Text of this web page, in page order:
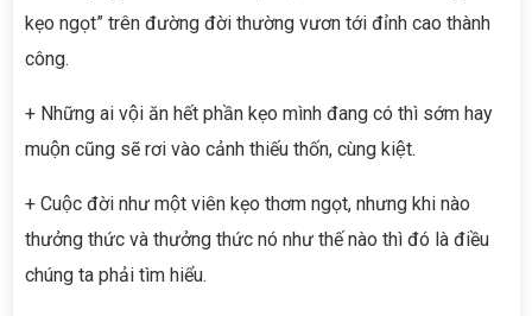
kẹo ngọt” trên đường đời thường vươn tới đỉnh cao thành
công.
+ Những ai vội ăn hết phần kẹo mình đang có thì sớm hay
muộn cũng sẽ rơi vào cảnh thiếu thốn, cùng kiệt.
+ Cuộc đời như một viên kẹo thơm ngọt, nhưng khi nào
thưởng thức và thưởng thức nó như thế nào thì đó là điều
chúng ta phải tìm hiểu.